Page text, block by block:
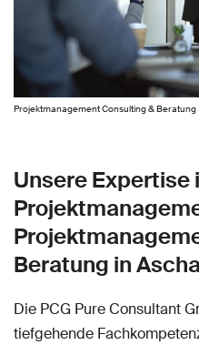
Projektmanagement Consulting & Beratung
Unsere Expertise
Beratung in
Die PCG Pure Consultant
tiefgehende